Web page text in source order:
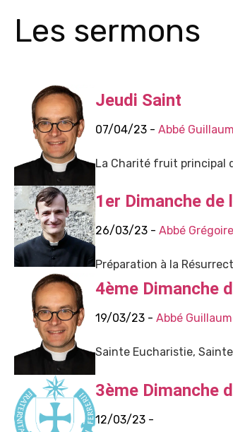
Les sermons
Jeudi Saint
07/04/23 - Abbé
La Charité fruit principal
1er Dimanche de
26/03/23 - Abbé
Préparation à la
4ème Dimanche
19/03/23 - Abbé
Sainte Eucharistie,
3ème Dimanche
12/03/23 -